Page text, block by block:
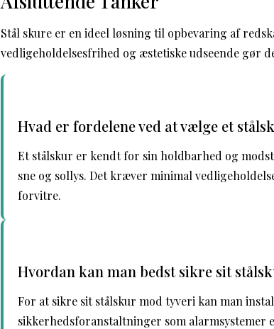
Stål skure er en ideel løsning til opbevaring af
vedligeholdelsesfrihed og æstetiske udseende gør
Hvad er fordelene ved at vælge et
Et stålskur er kendt for sin holdbarhed og
sne og sollys. Det kræver minimal
forvitre.
Hvordan kan man bedst sikre sit
For at sikre sit stålskur mod tyveri kan man
sikkerhedsforanstaltninger som alarmsystemer